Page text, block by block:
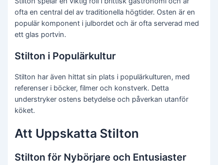
ofta en central del av traditionella högtider. Osten är en
populär komponent i julbordet och är ofta serverad med
ett glas portvin.
Stilton i Populärkultur
Stilton har även hittat sin plats i populärkulturen, med
referenser i böcker, filmer och konstverk. Detta
understryker ostens betydelse och påverkan utanför
köket.
Att Uppskatta Stilton
Stilton för Nybörjare och Entusiaster